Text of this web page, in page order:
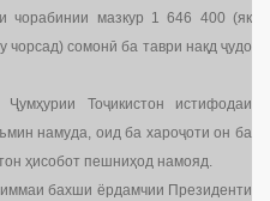
чорабинии мазкур 1 646 400 (як
сомонӣ ба таври нақд ҷудо
Тоҷикистон истифодаи
намуда, оид ба хароҷоти он ба
ҳисобот пешниҳод намояд.
бахши ёрдамчии Президенти